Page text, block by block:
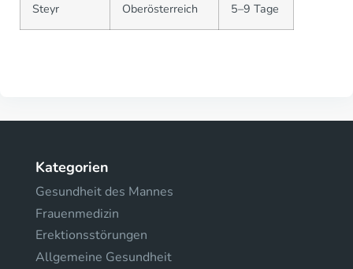
Steyr Oberösterreich 5–9 Tage
Kategorien
Gesundheit des Mannes
Frauenmedizin
Erektionsstörungen
Allgemeine Gesundheit